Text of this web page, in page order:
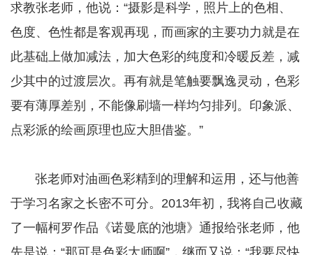
求教张老师，他说：“摄影是科学，照片上的色相、
色度、色性都是客观再现，而画家的主要功力就是在
此基础上做加减法，加大色彩的纯度和冷暖反差，减
少其中的过渡层次。再有就是笔触要飘逸灵动，色彩
要有薄厚差别，不能像刷墙一样均匀排列。印象派、
点彩派的绘画原理也应大胆借鉴。”
张老师对油画色彩精到的理解和运用，还与他善
于学习名家之长密不可分。2013年初，我将自己收藏
了一幅柯罗作品《诺曼底的池塘》通报给张老师，他